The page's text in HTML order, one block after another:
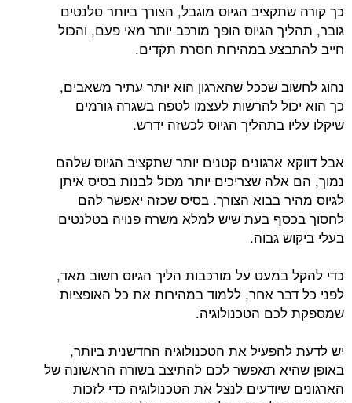
כך קורה שתקציב הגיוס מוגבל, הצורך ביותר טלנטים
גובר, תהליך הגיוס הופך מורכב יותר מאי פעם, והכול
חייב להתבצע במהירות חסרת תקדים.
נהוג לחשוב שככל שהארגון הוא יותר עתיר משאבים,
כך הוא יכול להרשות לעצמו לטפח בשגרה גורמים
שיקלו עליו בתהליך הגיוס לכשזה ידרש.
אבל דווקא ארגונים קטנים יותר שתקציב הגיוס שלהם
נמוך, הם אלה שצריכים יותר מכול לבנות בסיס איתן
לגיוס מהיר בבוא הצורך. בסיס שכזה יאפשר להם
לחסוך בכסף בעת שיש למלא משרה פנויה בטלנטים
בעלי ביקוש גבוה.
כדי להקל במעט על מורכבות הליך הגיוס חשוב מאד,
לפני כל דבר אחר, ללמוד במהירות את כל האופציות
שמספקת לכם הטכנולוגיה.
יש לדעת להפעיל את הטכנולוגיה החדשנית ביותר,
באופן שהיא תאפשר לכם להתיצב בשורה הראשונה של
הארגונים שיודעים לנצל את הטכנולוגיה כדי לזכות